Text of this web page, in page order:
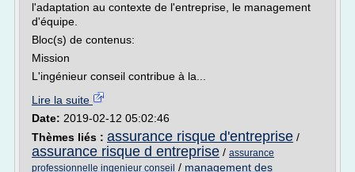
l'adaptation au contexte de l'entreprise, le management
d'équipe.
Bloc(s) de contenus:
Mission
L'ingénieur conseil contribue à la...
Lire la suite
Date: 2019-02-12 05:02:46
Thèmes liés : assurance risque d'entreprise /
assurance risque d entreprise / assurance
professionnelle ingenieur conseil / management des